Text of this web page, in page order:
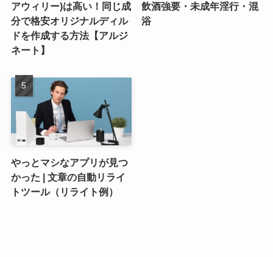
アウィリー)は高い！同じ成
分で格安オリジナルディル
ドを作成する方法【アルジ
ネート】
飲酒強要・未成年淫行・混
浴
やっとマシなアプリが見つ
かった | 文章の自動リライ
トツール（リライト例）